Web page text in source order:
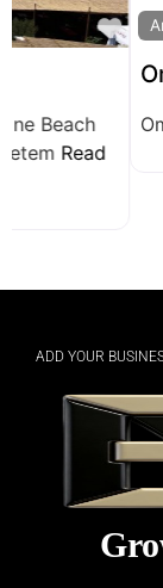
Argëtimi
Oma Bar